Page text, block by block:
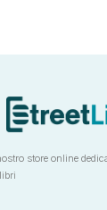
store online